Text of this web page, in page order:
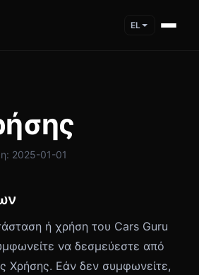
EL
2025-01-01
ή χρήση του Cars Guru
να δεσμεύεστε από
Χρήσης. Εάν δεν συμφωνείτε,